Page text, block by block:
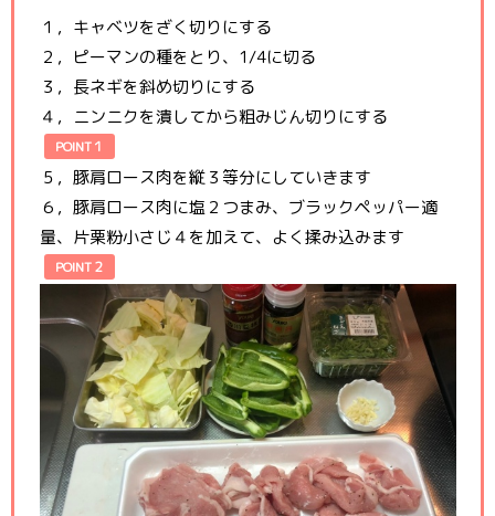
１，キャベツをざく切りにする
２，ピーマンの種をとり、1/4に切る
３，長ネギを斜め切りにする
４，ニンニクを潰してから粗みじん切りにする
POINT１
５，豚肩ロース肉を縦３等分にしていきます
６，豚肩ロース肉に塩２つまみ、ブラックペッパー適
量、片栗粉小さじ４を加えて、よく揉み込みます
POINT２